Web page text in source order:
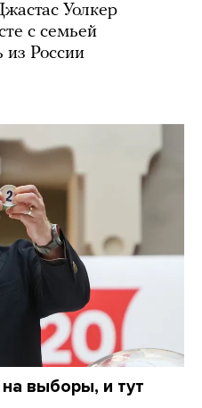
Уолкер
с семьей
из России
выборы, и тут